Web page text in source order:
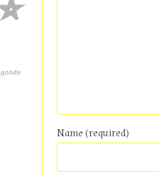
Name (required)